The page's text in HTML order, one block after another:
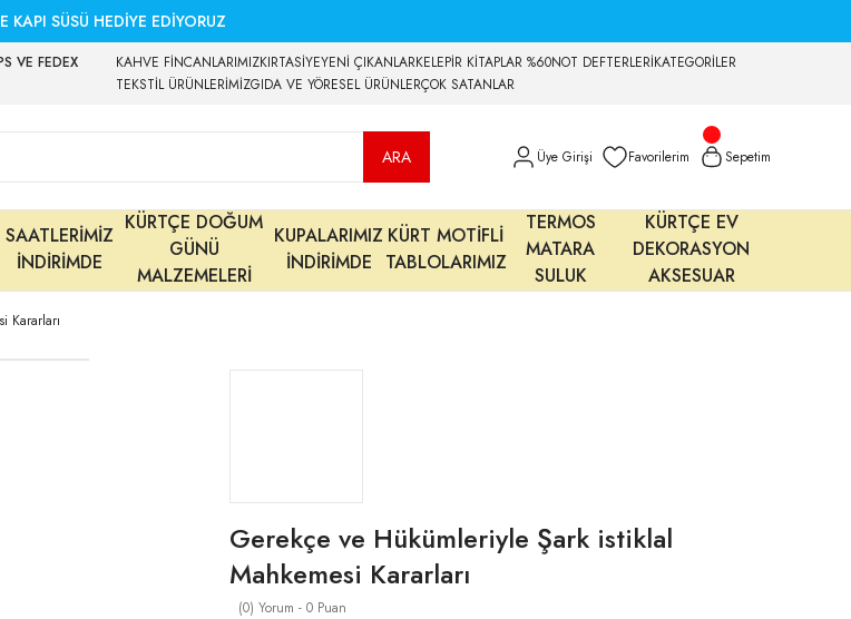
KAPI SÜSÜ HEDİYE EDİYORUZ
VE FEDEX
KAHVE FİNCANLARIMIZKIRTASİYEYENİ ÇIKANLARKELEPİR KİTAPLAR %60NOT DEFTERLERİKATEGORİLER
TEKSTİL ÜRÜNLERİMİZGIDA VE YÖRESEL ÜRÜNLERÇOK SATANLAR
ARA Üye Girişi Favorilerim Sepetim
SAATLERİMİZ
İNDİRİMDE
KÜRTÇE DOĞUM
GÜNÜ
MALZEMELERİ
KUPALARIMIZ
İNDİRİMDE
KÜRT MOTİFLİ
TABLOLARIMIZ
TERMOS
MATARA
SULUK
KÜRTÇE EV
DEKORASYON
AKSESUAR
Kararları
Gerekçe ve Hükümleriyle Şark istiklal
Mahkemesi Kararları
(0) Yorum - 0 Puan